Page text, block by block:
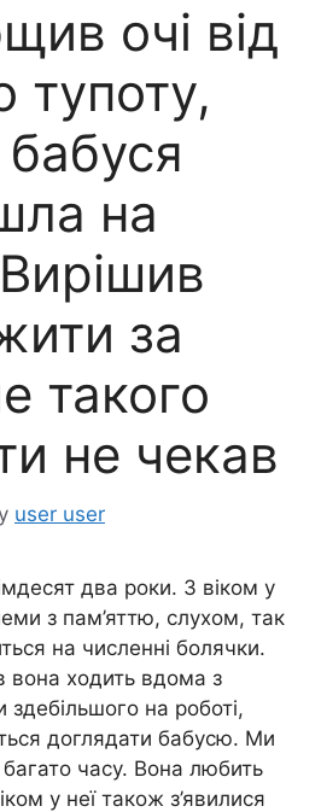
очі від
тупоту,
на
за
такого
не чекав
user user
два роки. З віком у
з пам’яттю, слухом, так
на численні болячки.
вона ходить вдома з
на роботі,
доглядати бабусю. Ми
часу. Вона любить
у неї також з’явилися